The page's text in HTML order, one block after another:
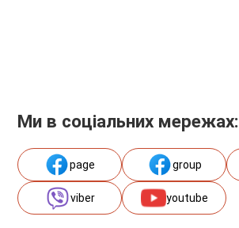
Ми в соціальних мережах:
page group
viber youtube